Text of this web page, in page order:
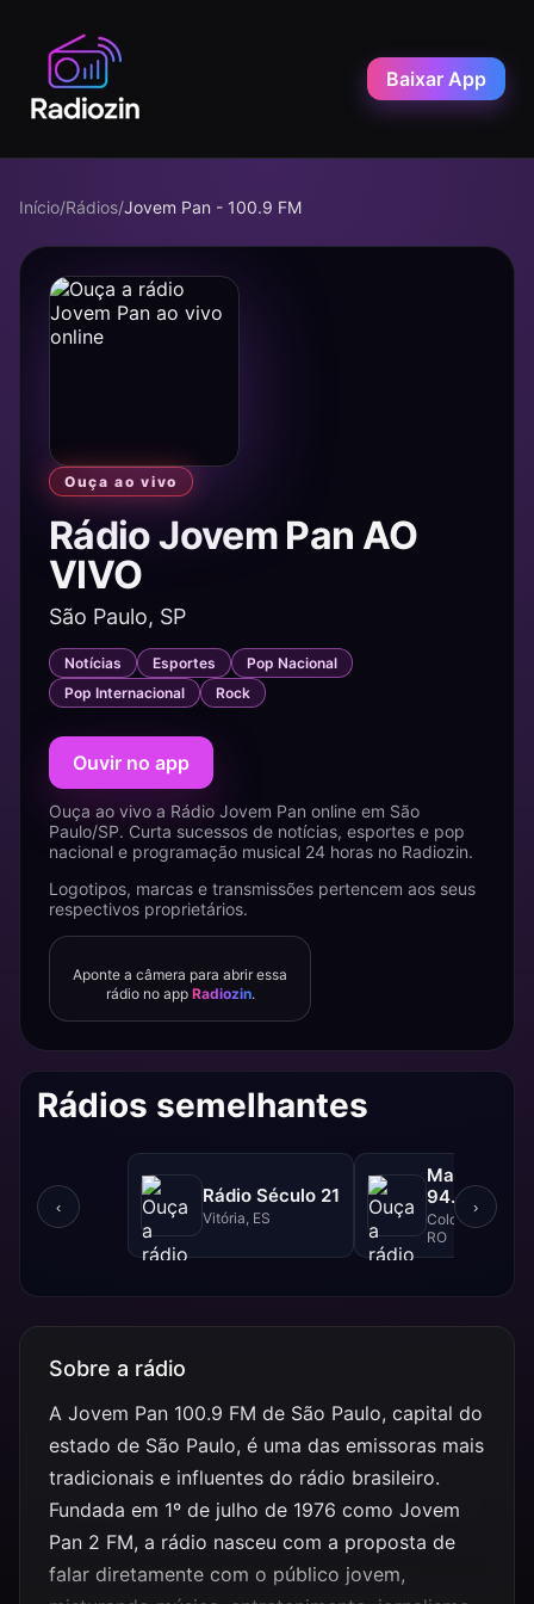
Baixar App
Início/Rádios/Jovem Pan - 100.9 FM
Ouça ao vivo
Rádio Jovem Pan AO
VIVO
São Paulo, SP
Notícias Esportes
Pop Nacional
Pop Internacional
Rock
Ouvir no app
Ouça ao vivo a Rádio Jovem Pan online em São
Paulo/SP. Curta sucessos de notícias, esportes e pop
nacional e programação musical 24 horas no Radiozin.
Logotipos, marcas e transmissões pertencem aos seus
respectivos proprietários.
Aponte a câmera para abrir essa
rádio no app Radiozin.
Rádios semelhantes
‹
Rádio Século 21
Vitória, ES
Massa FM -
94.1 FM
Colorado do
RO
›
Sobre a rádio
A Jovem Pan 100.9 FM de São Paulo, capital do
estado de São Paulo, é uma das emissoras mais
tradicionais e influentes do rádio brasileiro.
Fundada em 1º de julho de 1976 como Jovem
Pan 2 FM, a rádio nasceu com a proposta de
falar diretamente com o público jovem,